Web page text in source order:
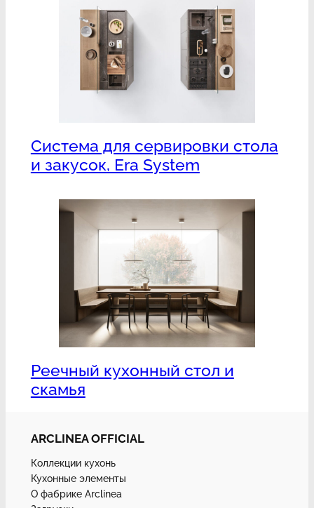
Система для сервировки стола
и закусок, Era System
Реечный кухонный стол и
скамья
ARCLINEA OFFICIAL
Коллекции кухонь
Кухонные элементы
О фабрике Arclinea